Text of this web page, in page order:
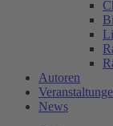
Autoren
News